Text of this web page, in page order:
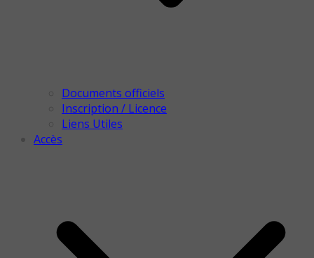
Documents officiels
Inscription / Licence
Liens Utiles
Accès